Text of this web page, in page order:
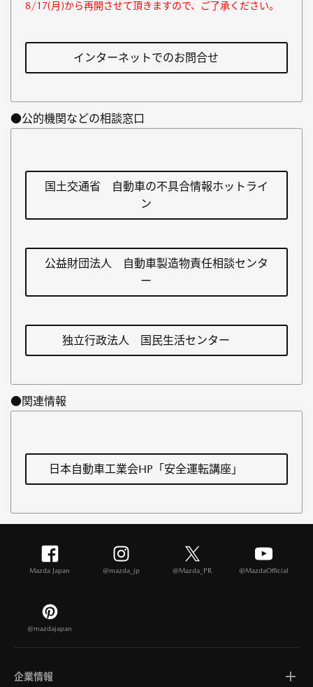
8/17(月)から再開させて頂きますので、ご了承ください。
インターネットでのお問合せ
●公的機関などの相談窓口
国土交通省 自動車の不具合情報ホットライ
ン
公益財団法人 自動車製造物責任相談センタ
ー
独立行政法人 国民生活センター
●関連情報
日本自動車工業会HP「安全運転講座」
Mazda Japan @mazda_jp @Mazda_PR @MazdaOfficial
@mazdajapan
企業情報